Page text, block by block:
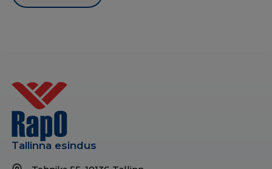
Tallinna esindus